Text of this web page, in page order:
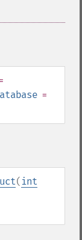
=
( int